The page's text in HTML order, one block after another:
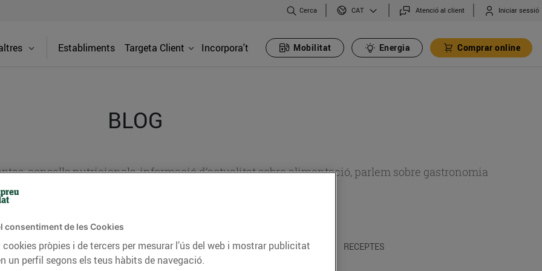
Cerca CAT Atenció al client Iniciar sessió
Establiments Targeta Client Incorpora't Mobilitat Energia Comprar online
BLOG
consells nutricionals, informació d’actualitat sobre alimentació, parlem sobre gastronomia
CONSELLS I HÀBITS SALUDABLES ENERGIA GASTRONOMIA I TRADICIONS RECEPTES
consentiment de les Cookies
pròpies i de tercers per mesurar l’ús del web i mostrar publicitat
un perfil segons els teus hàbits de navegació.